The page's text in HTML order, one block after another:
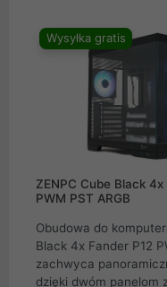
Wysyłka gratis
ZENPC Cube Black 4x
PWM PST ARGB
Obudowa do
Black 4x Fander P12
zachwyca
dzięki dwóm panelom